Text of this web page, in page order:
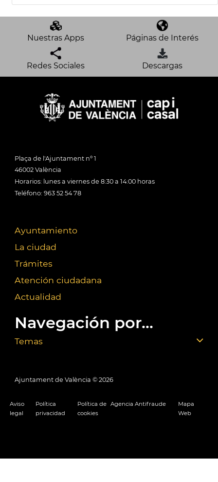
Nuestras Apps Páginas de Interés
Redes Sociales Descargas
Plaça de l'Ajuntament nº 1
46002 València
Horarios: lunes a viernes de 8:30 a 14:00 horas
Teléfono: 963 52 54 78
Ayuntamiento
La ciudad
Trámites
Atención ciudadana
Actualidad
Navegación por...
Temas
Ajuntament de València © 2026
Aviso
legal
Política
privacidad
Política de
cookies
Agencia Antifraude
Mapa
Web